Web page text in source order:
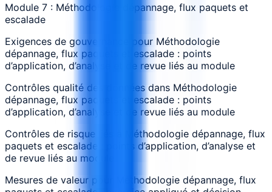
Module 7 : Méthodologie dépannage, flux paquets et
escalade
Exigences de gouvernance pour Méthodologie
dépannage, flux paquets et escalade : points
d’application, d’analyse et de revue liés au module
Contrôles qualité des données dans Méthodologie
dépannage, flux paquets et escalade : points
d’application, d’analyse et de revue liés au module
Contrôles de risque liés à Méthodologie dépannage, flux
paquets et escalade : points d’application, d’analyse et
de revue liés au module
Mesures de valeur pour Méthodologie dépannage, flux